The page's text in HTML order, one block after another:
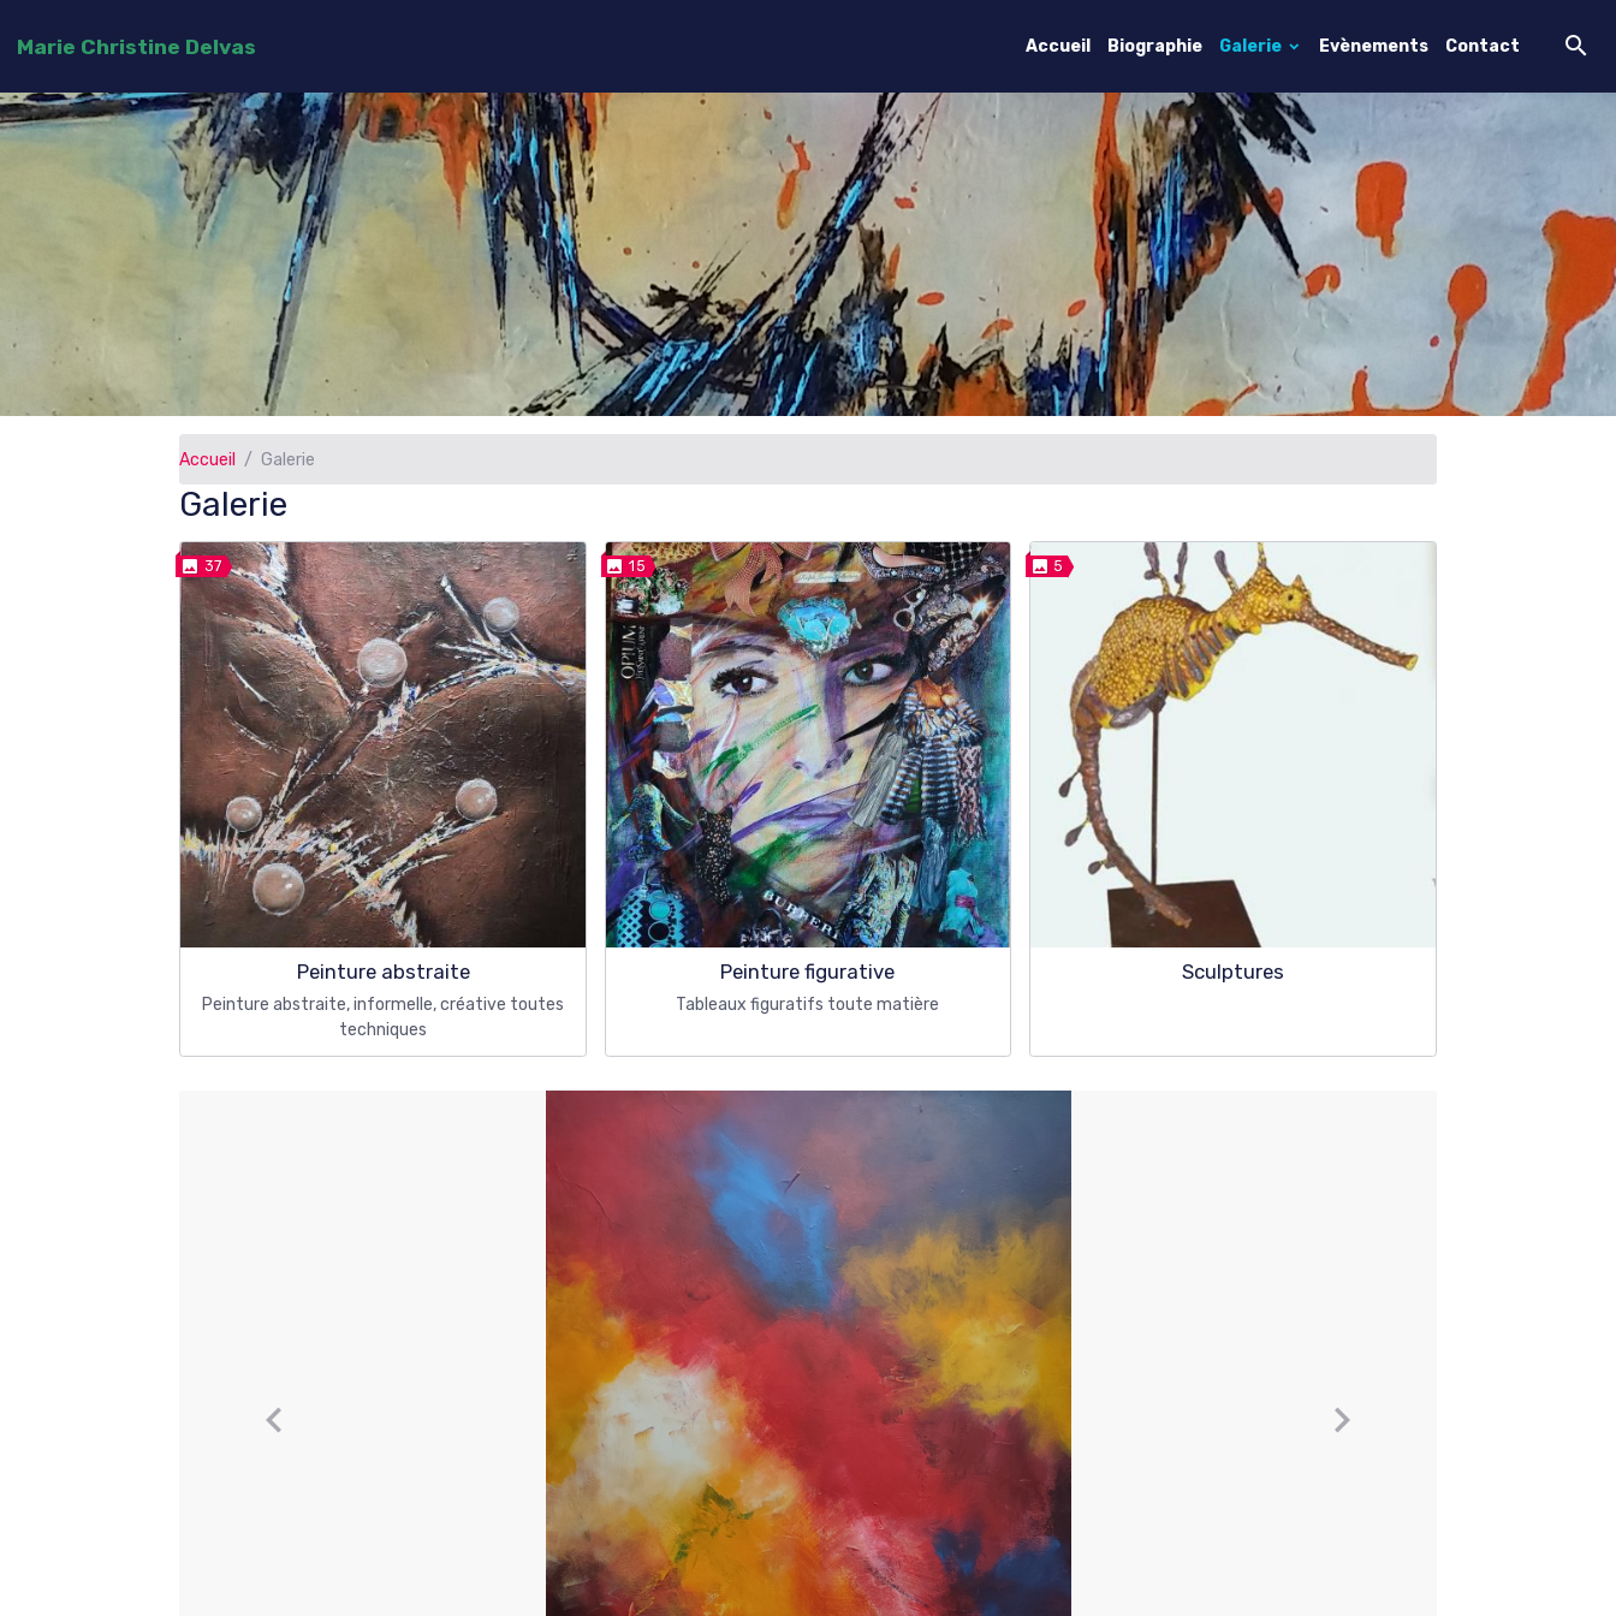
Marie Christine Delvas Accueil Biographie Galerie Evènements Contact
Accueil Galerie
Galerie
37
Peinture abstraite
Peinture abstraite, informelle, créative toutes
techniques
15
Peinture figurative
Tableaux figuratifs toute matière
5
Sculptures